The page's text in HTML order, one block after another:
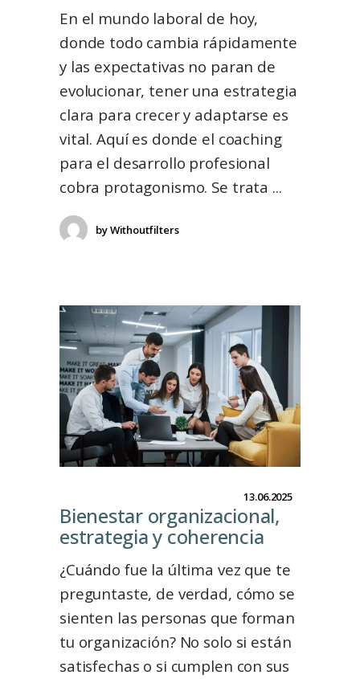
En el mundo laboral de hoy,
donde todo cambia rápidamente
y las expectativas no paran de
evolucionar, tener una estrategia
clara para crecer y adaptarse es
vital. Aquí es donde el coaching
para el desarrollo profesional
cobra protagonismo. Se trata
byWithoutfilters
13.06.2025
Bienestar organizacional,
estrategia y coherenciaㅤㅤㅤㅤㅤㅤㅤㅤㅤㅤㅤㅤㅤㅤ
¿Cuándo fue la última vez que te
preguntaste, de verdad, cómo se
sienten las personas que forman
tu organización? No solo si están
satisfechas o si cumplen con sus